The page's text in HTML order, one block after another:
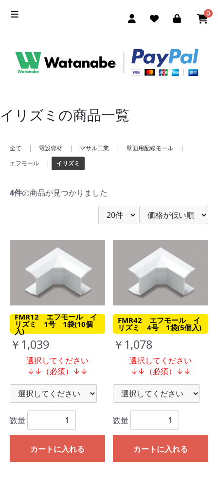
0
イリズミの商品一覧
全て | 電設資材 | マサル工業 | 壁面用配線モール
|
エフモール
| イリズミ
4件の商品が見つかりました
FMR12 エフモール イ
リズミ 1号 1袋(10個
入)
￥1,039
選択してください
↓↓（必須）↓↓
数量
カートに入れる
FMR42 エフモール イ
リズミ 4号 1袋(5個入)
￥1,078
選択してください
↓↓（必須）↓↓
数量
カートに入れる